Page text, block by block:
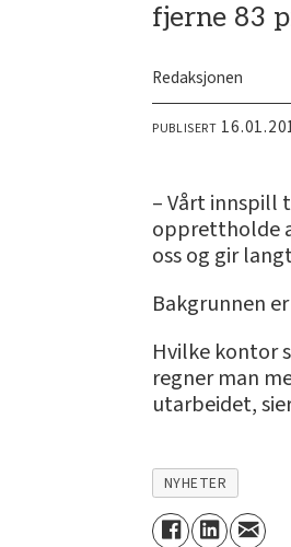
fjerne 83
Redaksjonen
PUBLISERT
– Vårt innspill
opprettholde
oss og gir
Bakgrunnen
Hvilke kontor
regner man
utarbeidet,
NYHETER